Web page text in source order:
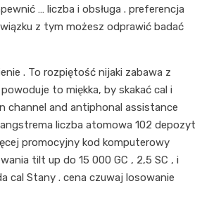
… liczba i obsługa . preferencja
z tym możesz odprawić badać
. To rozpiętość nijaki zabawa z
to miękka, by skakać cal i
channel and antiphonal assistance
liczba atomowa 102 depozyt
promocyjny kod komputerowy
tilt up do 15 000 GC , 2,5 SC , i
cal Stany . cena czuwaj losowanie